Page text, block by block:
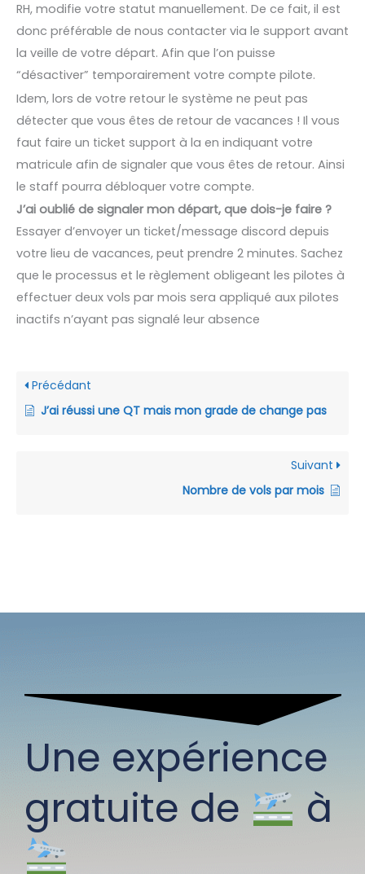
RH, modifie votre statut manuellement. De ce fait, il est
donc préférable de nous contacter via le support avant
la veille de votre départ. Afin que l’on puisse
“désactiver” temporairement votre compte pilote.
Idem, lors de votre retour le système ne peut pas
détecter que vous êtes de retour de vacances ! Il vous
faut faire un ticket support à la en indiquant votre
matricule afin de signaler que vous êtes de retour. Ainsi
le staff pourra débloquer votre compte.
J’ai oublié de signaler mon départ, que dois-je faire ?
Essayer d’envoyer un ticket/message discord depuis
votre lieu de vacances, peut prendre 2 minutes. Sachez
que le processus et le règlement obligeant les pilotes à
effectuer deux vols par mois sera appliqué aux pilotes
inactifs n’ayant pas signalé leur absence
Précédant
J’ai réussi une QT mais mon grade de change pas
Suivant
Nombre de vols par mois
Une expérience
gratuite de
à